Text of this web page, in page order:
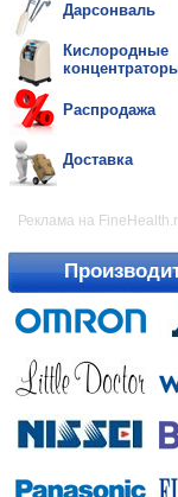
Дарсонваль
Кислородные
Распродажа
Доставка
Реклама на